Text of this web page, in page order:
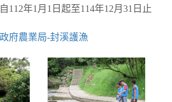
112年1月1日起至114年12月31日止
府農業局-封溪護漁